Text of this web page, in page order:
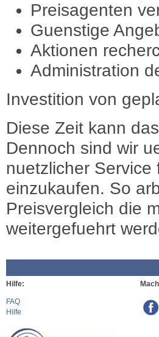
Preisagenten
Guenstige
Aktionen
Administration
Investition von
Diese Zeit kann
Dennoch sind wir
nuetzlicher
einzukaufen. So
Preisvergleich die
weitergefuehrt
Hilfe:
FAQ
Hilfe